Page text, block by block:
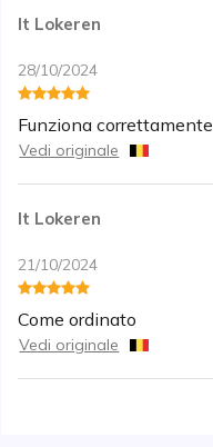
It Lokeren
28/10/2024
Funziona correttamente
Vedi originale
It Lokeren
21/10/2024
Come ordinato
Vedi originale